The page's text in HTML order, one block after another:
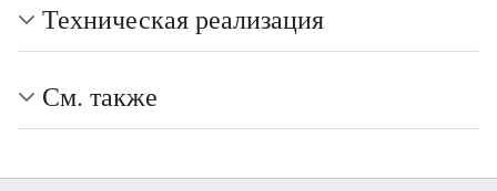
Техническая реализация
См. также